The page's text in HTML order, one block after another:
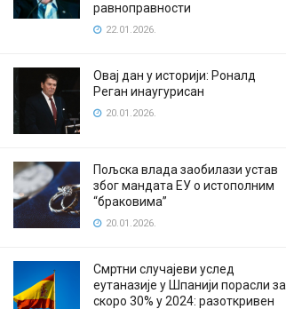
равноправности
22.01.2026.
Овај дан у историји: Роналд
Реган инаугурисан
20.01.2026.
Пољска влада заобилази устав
због мандата ЕУ о истополним
“браковима”
20.01.2026.
Смртни случајеви услед
еутаназије у Шпанији порасли за
скоро 30% у 2024: разоткривен